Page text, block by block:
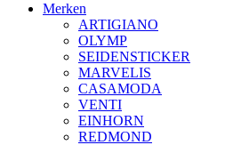
Merken
ARTIGIANO
OLYMP
SEIDENSTICKER
MARVELIS
CASAMODA
VENTI
EINHORN
REDMOND